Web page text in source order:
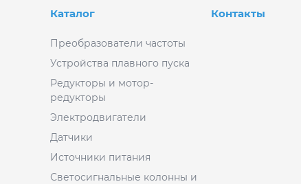
Каталог
Преобразователи частоты
Устройства плавного пуска
Редукторы и мотор-
редукторы
Электродвигатели
Датчики
Источники питания
Светосигнальные колонны и
Контакты